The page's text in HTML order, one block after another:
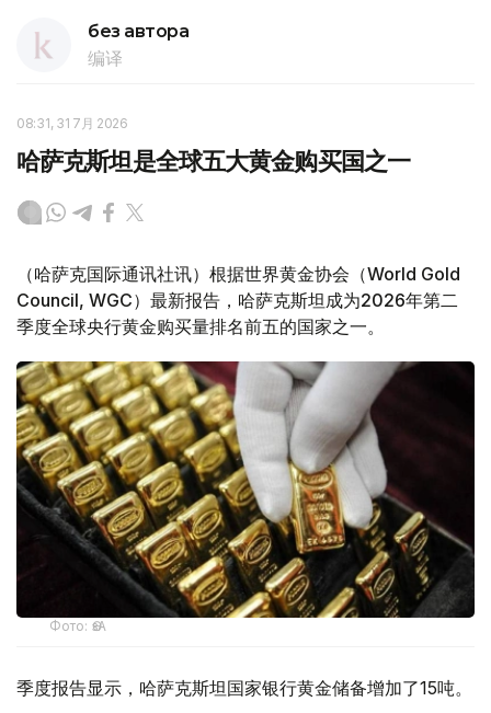
без автора
编译
08:31, 31 7月 2026
哈萨克斯坦是全球五大黄金购买国之一
（哈萨克国际通讯社讯）根据世界黄金协会（World Gold
Council, WGC）最新报告，哈萨克斯坦成为2026年第二
季度全球央行黄金购买量排名前五的国家之一。
Фото: ӨзА
季度报告显示，哈萨克斯坦国家银行黄金储备增加了15吨。